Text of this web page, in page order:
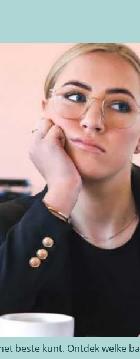
beste kunt. Ontdek welke